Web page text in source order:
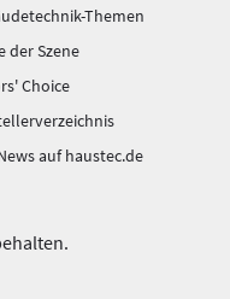
Themen
der Szene
Choice
auf haustec.de